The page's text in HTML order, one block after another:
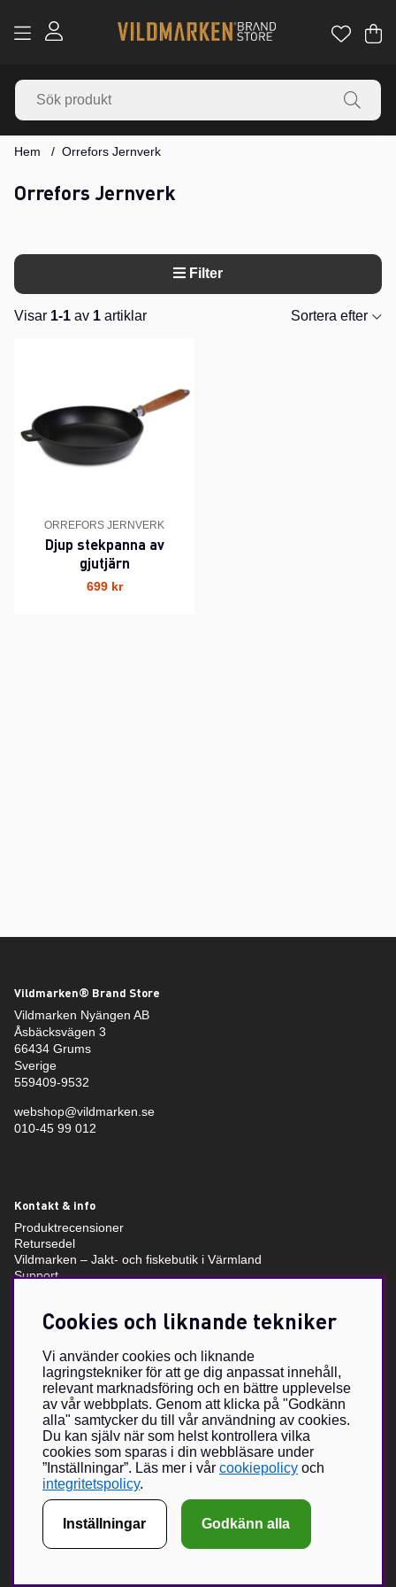
.
Hem Orrefors Jernverk
Orrefors Jernverk
Filter
Visar 1-1 av 1 artiklar
Sortera efter
ORREFORS JERNVERK
Djup stekpanna av
gjutjärn
699 kr
Vildmarken® Brand Store
Vildmarken Nyängen AB
Åsbäcksvägen 3
66434 Grums
Sverige
559409-9532
webshop@vildmarken.se
010-45 99 012
Kontakt & info
Produktrecensioner
Retursedel
Vildmarken – Jakt- och fiskebutik i Värmland
Support
Villkor & info
Om Vildmarken Brand Store
Vildmarkens egenutvecklade sortiment har växt under de senaste
åren och nu förverkligas visionen om Vildmarken Brand Store –
en unikt utformad butik, med unika produkter i fokus. Vildmarken
har ända sedan 2015 erbjudit våra läsare och följare att beställa
klädesplagg, kepsar och andra accessoarer.
Nätbutiken har vuxit sig mycket populär och med en fysisk butik
hoppas vi kunna bjuda på en ännu större upplevelse tillsammans
med ett urval Brand Partners inom jakt och friluftsliv.
Cookies och liknande tekniker
Vi använder cookies och liknande
lagringstekniker för att ge dig anpassat innehåll,
relevant marknadsföring och en bättre upplevelse
av vår webbplats. Genom att klicka på "Godkänn
alla" samtycker du till vår användning av cookies.
Du kan själv när som helst kontrollera vilka
cookies som sparas i din webbläsare under
”Inställningar”. Läs mer i vår cookiepolicy och
integritetspolicy.
Inställningar Godkänn alla